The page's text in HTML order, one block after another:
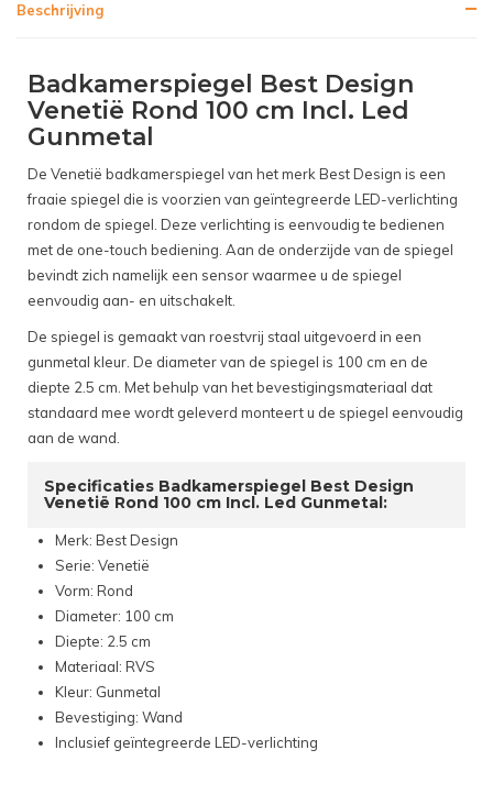
Beschrijving
Badkamerspiegel Best Design
Venetië Rond 100 cm Incl. Led
Gunmetal
De Venetië badkamerspiegel van het merk Best Design is een
fraaie spiegel die is voorzien van geïntegreerde LED-verlichting
rondom de spiegel. Deze verlichting is eenvoudig te bedienen
met de one-touch bediening. Aan de onderzijde van de spiegel
bevindt zich namelijk een sensor waarmee u de spiegel
eenvoudig aan- en uitschakelt.
De spiegel is gemaakt van roestvrij staal uitgevoerd in een
gunmetal kleur. De diameter van de spiegel is 100 cm en de
diepte 2.5 cm. Met behulp van het bevestigingsmateriaal dat
standaard mee wordt geleverd monteert u de spiegel eenvoudig
aan de wand.
Specificaties Badkamerspiegel Best Design
Venetië Rond 100 cm Incl. Led Gunmetal:
Merk: Best Design
Serie: Venetië
Vorm: Rond
Diameter: 100 cm
Diepte: 2.5 cm
Materiaal: RVS
Kleur: Gunmetal
Bevestiging: Wand
Inclusief geïntegreerde LED-verlichting